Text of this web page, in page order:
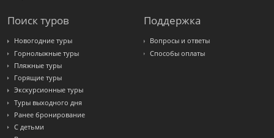
Поиск туров
Новогодние туры
Горнолыжные туры
Пляжные туры
Горящие туры
Экскурсионные туры
Туры выходного дня
Ранее бронирование
С детьми
Поддержка
Вопросы и ответы
Способы оплаты